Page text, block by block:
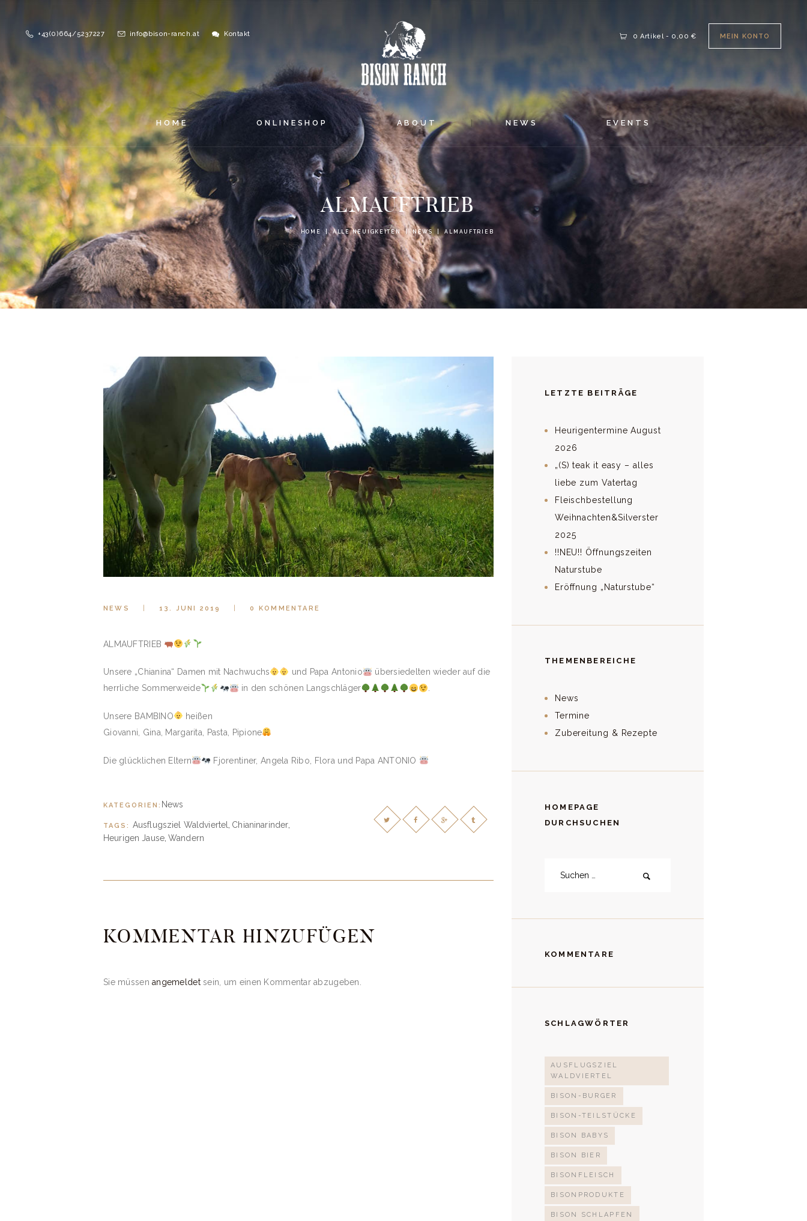
+43(0)664/5237227 info@bison-ranch.at Kontakt 0 Artikel- 0,00 € MEIN KONTO
HOME ONLINESHOP ABOUT NEWS EVENTS
ALMAUFTRIEB
HOME ALLE NEUIGKEITEN NEWS ALMAUFTRIEB
ONLINESHOP
ABOUT
NEWS
EVENTS
NEWS 13. JUNI 2019 0 KOMMENTARE
ALMAUFTRIEB
Unsere „Chianina“ Damen mit Nachwuchs und Papa Antonio
übersiedelten wieder auf die
herrliche Sommerweide
in den schönen Langschläger .
Unsere BAMBINO
heißen
Giovanni, Gina, Margarita, Pasta, Pipione
Die glücklichen Eltern Fjorentiner, Angela Ribo, Flora und Papa ANTONIO
KATEGORIEN: News
TAGS: Ausflugsziel Waldviertel, Chianinarinder,
Heurigen Jause, Wandern
KOMMENTAR HINZUFÜGEN
Sie müssenangemeldetsein, um einen Kommentar abzugeben.
LETZTE BEITRÄGE
Heurigentermine August
2026
„(S) teak it easy – alles
liebe zum Vatertag
Fleischbestellung
Weihnachten&Silverster
2025
!!NEU!! Öffnungszeiten
Naturstube
Eröffnung „Naturstube“
THEMENBEREICHE
News
Termine
Zubereitung & Rezepte
HOMEPAGE
DURCHSUCHEN
KOMMENTARE
SCHLAGWÖRTER
AUSFLUGSZIEL
WALDVIERTEL
BISON-BURGER
BISON-TEILSTÜCKE
BISON BABYS
BISON BIER
BISONFLEISCH
BISONPRODUKTE
BISON SCHLAPFEN